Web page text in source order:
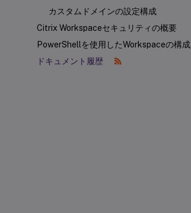
カスタムドメインの設定構成
Citrix Workspaceセキュリティの概要
PowerShellを使用したWorkspaceの構成
ドキュメント履歴